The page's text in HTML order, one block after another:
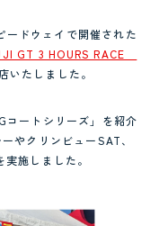
ードウェイで開催された
GT 3 HOURS RACE
いたしました。
コートシリーズ」を紹介
やクリンビューSAT、
施しました。